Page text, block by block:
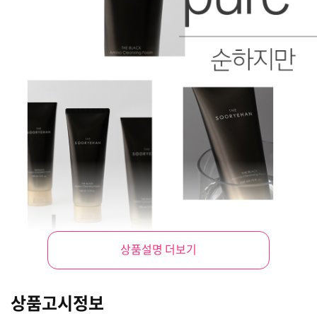
상품설명 더보기
상품고시정보